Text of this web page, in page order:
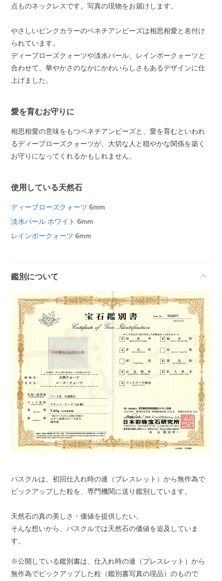
点ものネックレスです。写真の現物をお届けします。
やさしいピンクカラーのベネチアンビーズは相思相愛と名付け
られています。
ディープローズクォーツや淡水パール、レインボークォーツと
合わせて、華やかさのなかにかわいらしさもあるデザインに仕
上げました。
愛を育むお守りに
相思相愛の意味をもつベネチアンビーズと、愛を育むといわれ
るディープローズクォーツが、大切な人と穏やかな関係を築く
お守りになってくれるかもしれません。
使用している天然石
ディープローズクォーツ 6mm
淡水パール ホワイト 6mm
レインボークォーツ 6mm
鑑別について
パスクルは、初回仕入れ時の連（ブレスレット）から無作為で
ピックアップした粒を、専門機関に送り鑑別しています。
天然石の真の美しさ・価値を提供したい。
そんな想いから、パスクルでは天然石の価値を追及していま
す。
※公開している鑑別書は、仕入れ時の連（ブレスレット）から
無作為でピックアップした粒（鑑別書写真の現品）のもので